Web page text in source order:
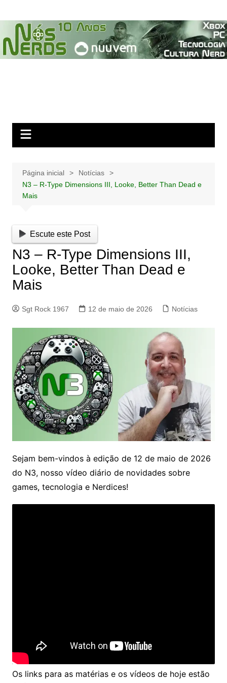
para
conteúdo
Página inicial
Notícias
N3 – R-Type Dimensions III, Looke, Better Than Dead e
Mais
Escute este Post
N3 – R-Type Dimensions III,
Looke, Better Than Dead e
Mais
Sgt Rock 1967 12 de maio de 2026 Notícias
Sejam bem-vindos à edição de 12 de maio de 2026
do N3, nosso vídeo diário de novidades sobre
games, tecnologia e Nerdices!
Os links para as matérias e os vídeos de hoje estão